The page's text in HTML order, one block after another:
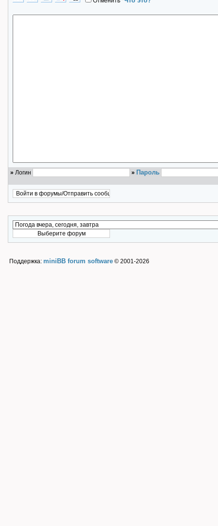
» Логин » Пароль
Поддержка: miniBB forum software © 2001-2026